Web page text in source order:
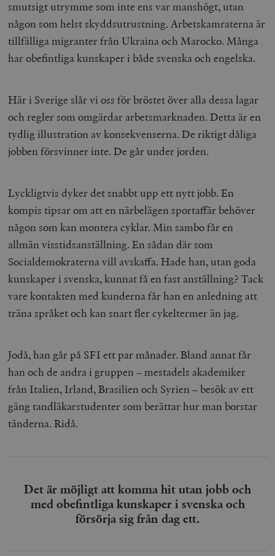
smutsigt utrymme som inte ens var manshögt, utan
någon som helst skyddsutrustning. Arbetskamraterna är
tillfälliga migranter från Ukraina och Marocko. Många
har obefintliga kunskaper i både svenska och engelska.
Här i Sverige slår vi oss för bröstet över alla dessa lagar
och regler som omgärdar arbetsmarknaden. Detta är en
tydlig illustration av konsekvenserna. De riktigt dåliga
jobben försvinner inte. De går under jorden.
Lyckligtvis dyker det snabbt upp ett nytt jobb. En
kompis tipsar om att en närbelägen sportaffär behöver
någon som kan montera cyklar. Min sambo får en
allmän visstidsanställning. En sådan där som
Socialdemokraterna vill avskaffa. Hade han, utan goda
kunskaper i svenska, kunnat få en fast anställning? Tack
vare kontakten med kunderna får han en anledning att
träna språket och kan snart fler cykeltermer än jag.
Jodå, han går på SFI ett par månader. Bland annat får
han och de andra i gruppen – mestadels akademiker
från Italien, Irland, Brasilien och Syrien – besök av ett
gäng tandläkarstudenter som berättar hur man borstar
tänderna. Ridå.
Det är möjligt att komma hit utan jobb och
med obefintliga kunskaper i svenska och
försörja sig från dag ett.